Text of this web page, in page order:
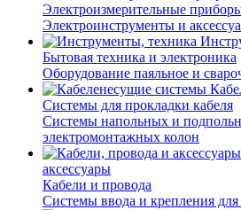
Электроизмерительные
Электроинструменты и
Бытовая техника и электроника
Оборудование паяльное и
Системы для прокладки кабеля
Системы напольных и
электромонтажных колон
аксессуары
Кабели и провода
Системы ввода и крепления для